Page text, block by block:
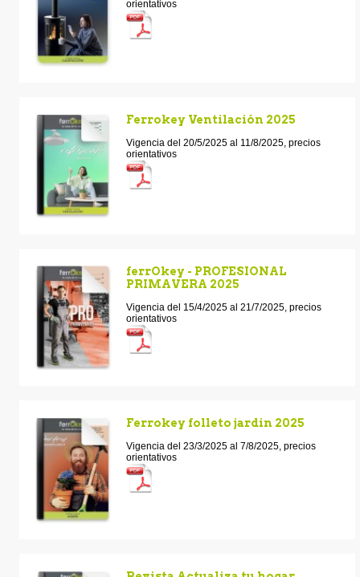
orientativos
Ferrokey Ventilación 2025
Vigencia del 20/5/2025 al 11/8/2025, precios
orientativos
ferrOkey - PROFESIONAL
PRIMAVERA 2025
Vigencia del 15/4/2025 al 21/7/2025, precios
orientativos
Ferrokey folleto jardin 2025
Vigencia del 23/3/2025 al 7/8/2025, precios
orientativos